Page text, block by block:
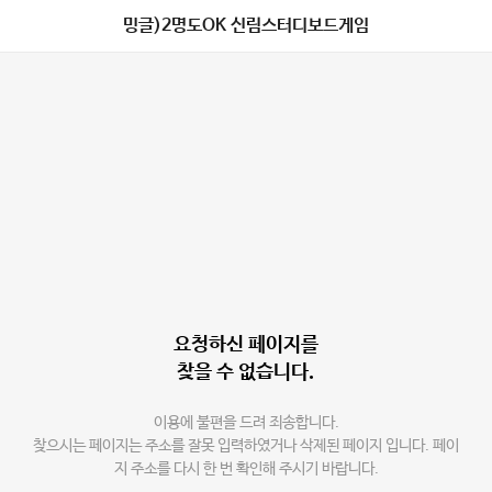
밍글)2명도OK 신림스터디보드게임
요청하신 페이지를
찾을 수 없습니다.
이용에 불편을 드려 죄송합니다.
찾으시는 페이지는 주소를 잘못 입력하였거나 삭제된 페이지 입니다. 페이
지 주소를 다시 한 번 확인해 주시기 바랍니다.